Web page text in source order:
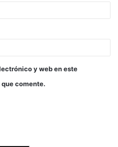
y web en este
comente.